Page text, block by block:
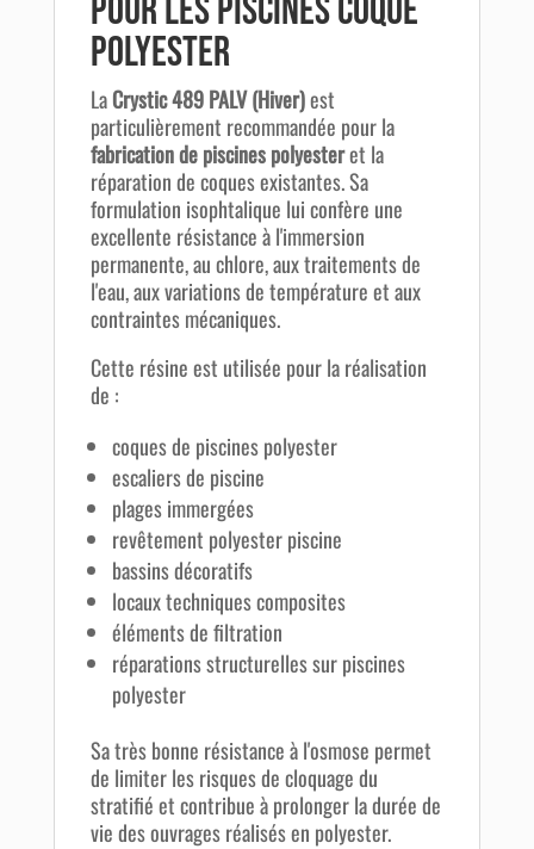
pour les piscines coque
polyester
LaCrystic 489 PALV (Hiver)est
particulièrement recommandée pour la
fabrication de piscines polyesteret la
réparation de coques existantes. Sa
formulation isophtalique lui confère une
excellente résistance à l'immersion
permanente, au chlore, aux traitements de
l'eau, aux variations de température et aux
contraintes mécaniques.
Cette résine est utilisée pour la réalisation
de :
coques de piscines polyester
escaliers de piscine
plages immergées
revêtement polyester piscine
bassins décoratifs
locaux techniques composites
éléments de filtration
réparations structurelles sur piscines
polyester
Sa très bonne résistance à l'osmose permet
de limiter les risques de cloquage du
stratifié et contribue à prolonger la durée de
vie des ouvrages réalisés en polyester.